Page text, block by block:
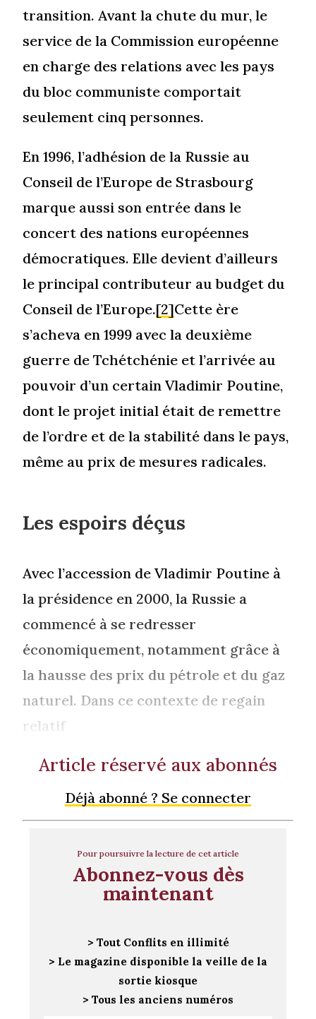
transition. Avant la chute du mur, le
service de la Commission européenne
en charge des relations avec les pays
du bloc communiste comportait
seulement cinq personnes.
En 1996, l’adhésion de la Russie au
Conseil de l’Europe de Strasbourg
marque aussi son entrée dans le
concert des nations européennes
démocratiques. Elle devient d’ailleurs
le principal contributeur au budget du
Conseil de l’Europe.[2]Cette ère
s’acheva en 1999 avec la deuxième
guerre de Tchétchénie et l’arrivée au
pouvoir d’un certain Vladimir Poutine,
dont le projet initial était de remettre
de l’ordre et de la stabilité dans le pays,
même au prix de mesures radicales.
Les espoirs déçus
Avec l’accession de Vladimir Poutine à
la présidence en 2000, la Russie a
commencé à se redresser
économiquement, notamment grâce à
la hausse des prix du pétrole et du gaz
naturel. Dans ce contexte de regain
relatif
Article réservé aux abonnés
Déjà abonné ? Se connecter
Pour poursuivre la lecture de cet article
Abonnez-vous dès
maintenant
> Tout Conflits en illimité
> Le magazine disponible la veille de la
sortie kiosque
> Tous les anciens numéros